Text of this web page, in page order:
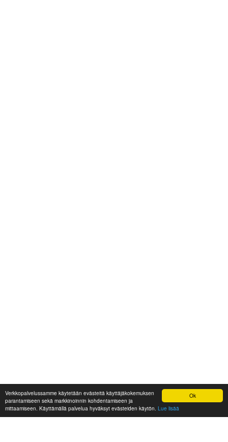
Ok
Verkkopalvelussamme käytetään evästeitä käyttäjäkokemuksen
parantamiseen sekä markkinoinnin kohdentamiseen ja
mittaamiseen. Käyttämällä palvelua hyväksyt evästeiden käytön. Lue lisää